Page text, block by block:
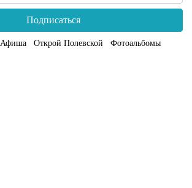
Подписаться
Афиша Открой Полевской
Фотоальбомы